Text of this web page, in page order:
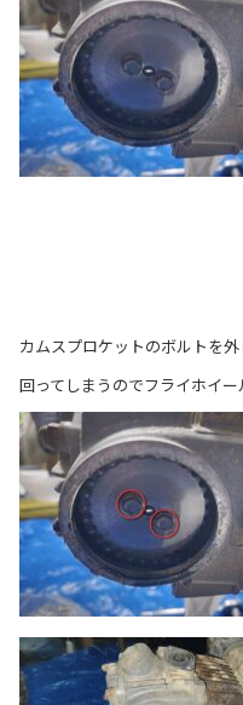
カムスプロケットのボルトを
回ってしまうのでフライホイー